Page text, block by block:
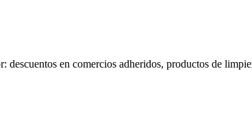
descuentos en comercios adheridos, productos de